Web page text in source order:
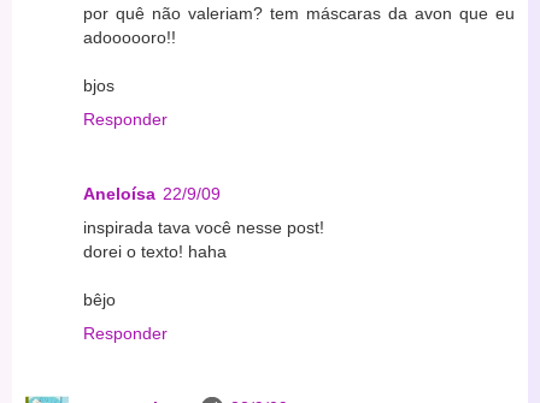
por quê não valeriam? tem máscaras da avon que eu
adoooooro!!
bjos
Responder
Aneloísa 22/9/09
inspirada tava você nesse post!
dorei o texto! haha
bêjo
Responder